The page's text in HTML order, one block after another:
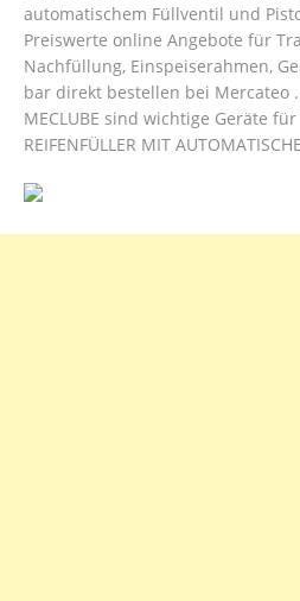
automatischem Füllventil und
Preiswerte online Angebote für
Nachfüllung, Einspeiserahmen,
bar direkt bestellen bei Mercateo
MECLUBE sind wichtige Geräte für
REIFENFÜLLER MIT